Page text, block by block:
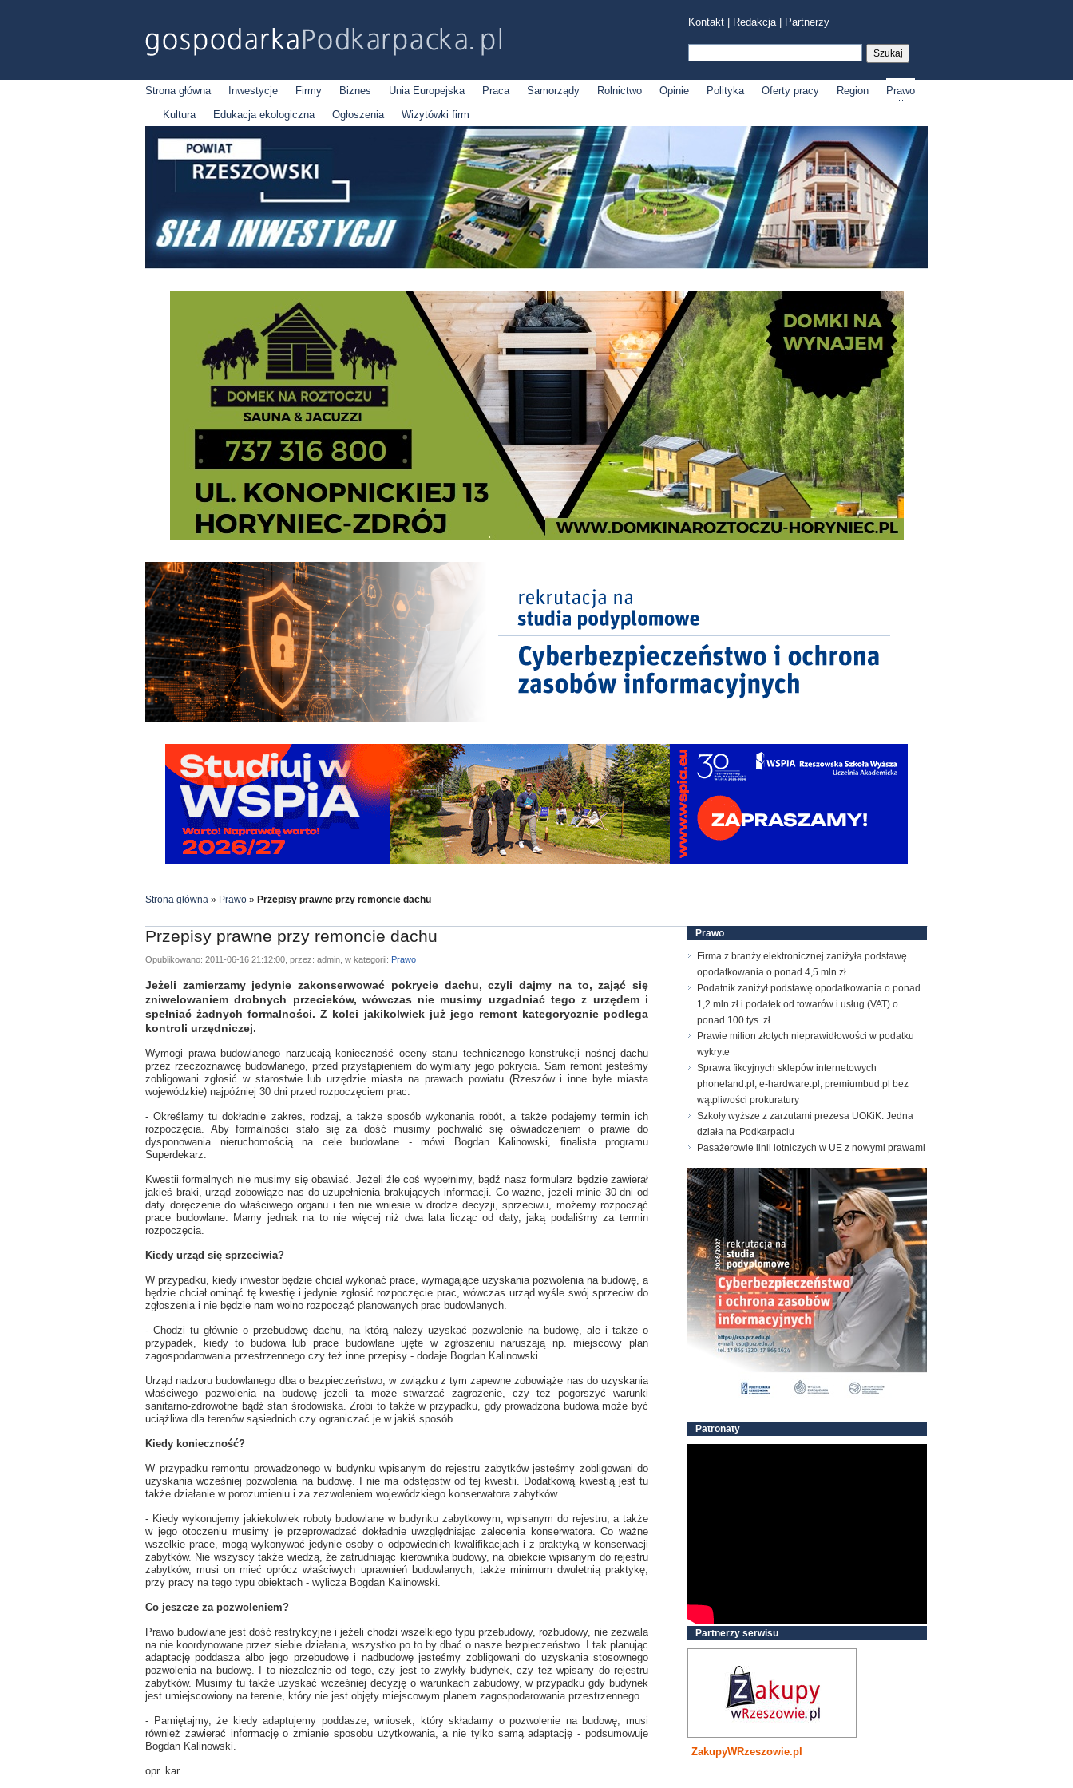
Kontakt Redakcja| Partnerzy
Strona główna Inwestycje Firmy Biznes Unia Europejska Praca Samorządy Rolnictwo Opinie Polityka Oferty pracy Region
Prawo
Kultura
Edukacja ekologiczna Ogłoszenia Wizytówki firm
Strona główna » Prawo » Przepisy prawne przy remoncie dachu
Przepisy prawne przy remoncie dachu
Opublikowano: 2011-06-16 21:12:00, przez: admin, w kategorii: Prawo
Jeżeli zamierzamy jedynie zakonserwować pokrycie dachu, czyli dajmy na to, zająć się
zniwelowaniem drobnych przecieków, wówczas nie musimy uzgadniać tego z urzędem i
spełniać żadnych formalności. Z kolei jakikolwiek już jego remont kategorycznie podlega
kontroli urzędniczej.
Wymogi prawa budowlanego narzucają konieczność oceny stanu technicznego konstrukcji nośnej dachu
przez rzeczoznawcę budowlanego, przed przystąpieniem do wymiany jego pokrycia. Sam remont jesteśmy
zobligowani zgłosić w starostwie lub urzędzie miasta na prawach powiatu (Rzeszów i inne byłe miasta
wojewódzkie) najpóźniej 30 dni przed rozpoczęciem prac.
- Określamy tu dokładnie zakres, rodzaj, a także sposób wykonania robót, a także podajemy termin ich
rozpoczęcia. Aby formalności stało się za dość musimy pochwalić się oświadczeniem o prawie do
dysponowania nieruchomością na cele budowlane - mówi Bogdan Kalinowski, finalista programu
Superdekarz.
Kwestii formalnych nie musimy się obawiać. Jeżeli źle coś wypełnimy, bądź nasz formularz będzie zawierał
jakieś braki, urząd zobowiąże nas do uzupełnienia brakujących informacji. Co ważne, jeżeli minie 30 dni od
daty doręczenie do właściwego organu i ten nie wniesie w drodze decyzji, sprzeciwu, możemy rozpocząć
prace budowlane. Mamy jednak na to nie więcej niż dwa lata licząc od daty, jaką podaliśmy za termin
rozpoczęcia.
Kiedy urząd się sprzeciwia?
W przypadku, kiedy inwestor będzie chciał wykonać prace, wymagające uzyskania pozwolenia na budowę, a
będzie chciał ominąć tę kwestię i jedynie zgłosić rozpoczęcie prac, wówczas urząd wyśle swój sprzeciw do
zgłoszenia i nie będzie nam wolno rozpocząć planowanych prac budowlanych.
- Chodzi tu głównie o przebudowę dachu, na którą należy uzyskać pozwolenie na budowę, ale i także o
przypadek, kiedy to budowa lub prace budowlane ujęte w zgłoszeniu naruszają np. miejscowy plan
zagospodarowania przestrzennego czy też inne przepisy - dodaje Bogdan Kalinowski.
Urząd nadzoru budowlanego dba o bezpieczeństwo, w związku z tym zapewne zobowiąże nas do uzyskania
właściwego pozwolenia na budowę jeżeli ta może stwarzać zagrożenie, czy też pogorszyć warunki
sanitarno-zdrowotne bądź stan środowiska. Zrobi to także w przypadku, gdy prowadzona budowa może być
uciążliwa dla terenów sąsiednich czy ograniczać je w jakiś sposób.
Kiedy konieczność?
W przypadku remontu prowadzonego w budynku wpisanym do rejestru zabytków jesteśmy zobligowani do
uzyskania wcześniej pozwolenia na budowę. I nie ma odstępstw od tej kwestii. Dodatkową kwestią jest tu
także działanie w porozumieniu i za zezwoleniem wojewódzkiego konserwatora zabytków.
- Kiedy wykonujemy jakiekolwiek roboty budowlane w budynku zabytkowym, wpisanym do rejestru, a także
w jego otoczeniu musimy je przeprowadzać dokładnie uwzględniając zalecenia konserwatora. Co ważne
wszelkie prace, mogą wykonywać jedynie osoby o odpowiednich kwalifikacjach i z praktyką w konserwacji
zabytków. Nie wszyscy także wiedzą, że zatrudniając kierownika budowy, na obiekcie wpisanym do rejestru
zabytków, musi on mieć oprócz właściwych uprawnień budowlanych, także minimum dwuletnią praktykę,
przy pracy na tego typu obiektach - wylicza Bogdan Kalinowski.
Co jeszcze za pozwoleniem?
Prawo budowlane jest dość restrykcyjne i jeżeli chodzi wszelkiego typu przebudowy, rozbudowy, nie zezwala
na nie koordynowane przez siebie działania, wszystko po to by dbać o nasze bezpieczeństwo. I tak planując
adaptację poddasza albo jego przebudowę i nadbudowę jesteśmy zobligowani do uzyskania stosownego
pozwolenia na budowę. I to niezależnie od tego, czy jest to zwykły budynek, czy też wpisany do rejestru
zabytków. Musimy tu także uzyskać wcześniej decyzję o warunkach zabudowy, w przypadku gdy budynek
jest umiejscowiony na terenie, który nie jest objęty miejscowym planem zagospodarowania przestrzennego.
- Pamiętajmy, że kiedy adaptujemy poddasze, wniosek, który składamy o pozwolenie na budowę, musi
również zawierać informację o zmianie sposobu użytkowania, a nie tylko samą adaptację - podsumowuje
Bogdan Kalinowski.
opr. kar
Prawo
Firma z branży elektronicznej zaniżyła podstawę
opodatkowania o ponad 4,5 mln zł
Podatnik zaniżył podstawę opodatkowania o ponad
1,2 mln zł i podatek od towarów i usług (VAT) o
ponad 100 tys. zł.
Prawie milion złotych nieprawidłowości w podatku
wykryte
Sprawa fikcyjnych sklepów internetowych
phoneland.pl, e-hardware.pl, premiumbud.pl bez
wątpliwości prokuratury
Szkoły wyższe z zarzutami prezesa UOKiK. Jedna
działa na Podkarpaciu
Pasażerowie linii lotniczych w UE z nowymi prawami
Patronaty
Partnerzy serwisu
ZakupyWRzeszowie.pl